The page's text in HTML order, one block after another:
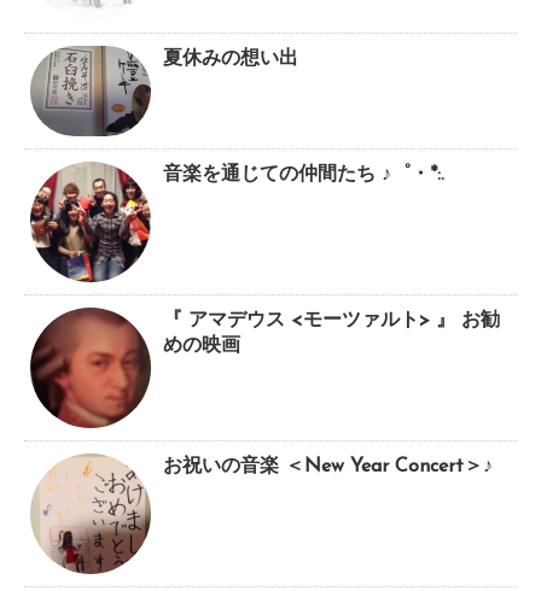
夏休みの想い出
音楽を通じての仲間たち ♪゜・*:.
『 アマデウス <モーツァルト> 』 お勧
めの映画
お祝いの音楽 ＜New Year Concert＞♪